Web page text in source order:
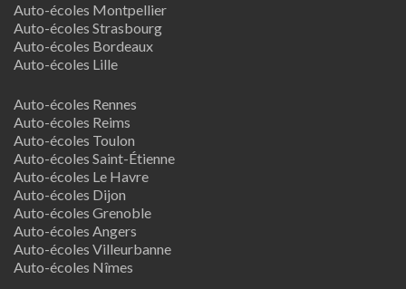
Auto-écoles Montpellier
Auto-écoles Strasbourg
Auto-écoles Bordeaux
Auto-écoles Lille
Auto-écoles Rennes
Auto-écoles Reims
Auto-écoles Toulon
Auto-écoles Saint-Étienne
Auto-écoles Le Havre
Auto-écoles Dijon
Auto-écoles Grenoble
Auto-écoles Angers
Auto-écoles Villeurbanne
Auto-écoles Nîmes